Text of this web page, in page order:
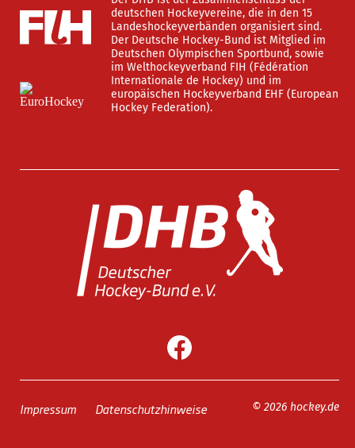
deutschen Hockeyvereine, die in den 15
Landeshockeyverbänden organisiert sind.
Der Deutsche Hockey-Bund ist Mitglied im
Deutschen Olympischen Sportbund, sowie
im Welthockeyverband FIH (Fédération
Internationale de Hockey) und im
europäischen Hockeyverband EHF (European
Hockey Federation).
Impressum Datenschutzhinweise © 2026 hockey.de